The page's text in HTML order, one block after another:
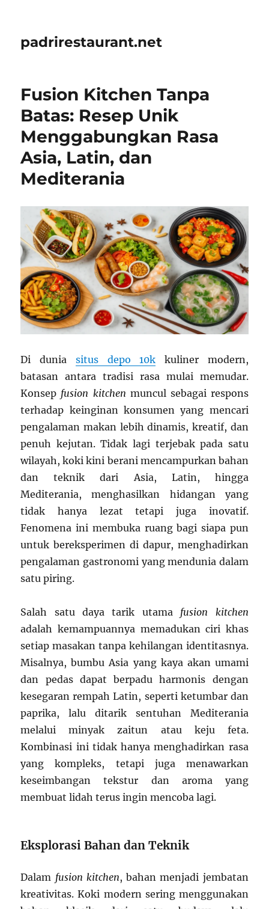
padrirestaurant.net
Fusion Kitchen Tanpa
Batas: Resep Unik
Menggabungkan Rasa
Asia, Latin, dan
Mediterania
Di dunia situs depo 10k kuliner modern,
batasan antara tradisi rasa mulai memudar.
Konsep fusion kitchen muncul sebagai respons
terhadap keinginan konsumen yang mencari
pengalaman makan lebih dinamis, kreatif, dan
penuh kejutan. Tidak lagi terjebak pada satu
wilayah, koki kini berani mencampurkan bahan
dan teknik dari Asia, Latin, hingga
Mediterania, menghasilkan hidangan yang
tidak hanya lezat tetapi juga inovatif.
Fenomena ini membuka ruang bagi siapa pun
untuk bereksperimen di dapur, menghadirkan
pengalaman gastronomi yang mendunia dalam
satu piring.
Salah satu daya tarik utama fusion kitchen
adalah kemampuannya memadukan ciri khas
setiap masakan tanpa kehilangan identitasnya.
Misalnya, bumbu Asia yang kaya akan umami
dan pedas dapat berpadu harmonis dengan
kesegaran rempah Latin, seperti ketumbar dan
paprika, lalu ditarik sentuhan Mediterania
melalui minyak zaitun atau keju feta.
Kombinasi ini tidak hanya menghadirkan rasa
yang kompleks, tetapi juga menawarkan
keseimbangan tekstur dan aroma yang
membuat lidah terus ingin mencoba lagi.
Eksplorasi Bahan dan Teknik
Dalam fusion kitchen, bahan menjadi jembatan
kreativitas. Koki modern sering menggunakan